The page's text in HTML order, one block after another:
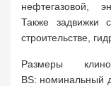
нефтегазовой,
Также задвижки
строительстве,
Размеры
BS: номинальный